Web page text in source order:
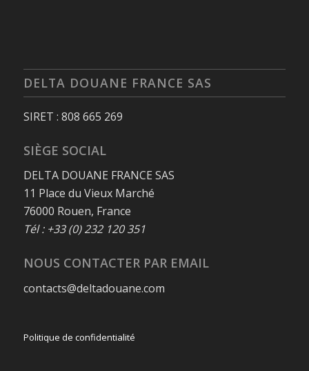
DELTA DOUANE FRANCE SAS
SIRET : 808 665 269
SIÈGE SOCIAL
DELTA DOUANE FRANCE SAS
11 Place du Vieux Marché
76000 Rouen, France
Tél : +33 (0) 232 120 351
NOUS CONTACTER PAR EMAIL
contacts@deltadouane.com
Politique de confidentialité